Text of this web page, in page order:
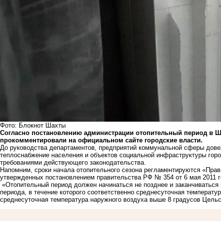
Фото: Блокнот Шахты
Согласно постановлению администрации отопительный период в
прокомментировали на официальном сайте городские власти.
До руководства департаментов, предприятий коммунальной сферы
теплоснабжение населения и объектов социальной инфраструктуры
требованиями действующего законодательства.
Напомним, сроки начала отопительного сезона регламентируются
утвержденных постановлением правительства РФ № 354 от 6 мая 2011
«Отопительный период должен начинаться не позднее и
периода, в течение которого соответственно среднесуточная
среднесуточная температура наружного воздуха выше 8 градусов